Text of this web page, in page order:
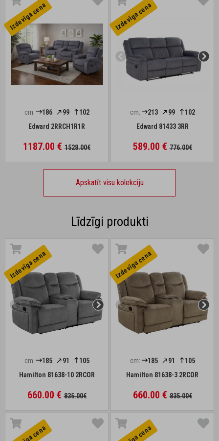
Izdevīga cena
cm: 186 99
102
Edward 2RRCH1R1R
1187.00 € 1528.00€
Izdevīga cena
cm: 213 99
102
Edward 81433 3RR
589.00 €776.00€
Apskatīt visu kolekciju
Līdzīgi produkti
Izdevīga cena
cm: 185 91
105
Hamilton 81638-10 2RCOR
660.00 €835.00€
Izdevīga cena
cm: 185 91
105
Hamilton 81638-3 2RCOR
660.00 €835.00€